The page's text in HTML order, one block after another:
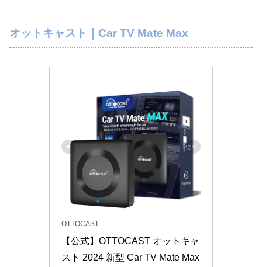
オットキャスト｜Car TV Mate Max
OTTOCAST
【公式】OTTOCAST オットキャ
スト 2024 新型 Car TV Mate Max